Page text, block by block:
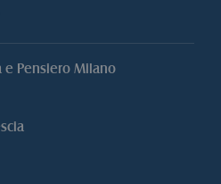
e Pensiero Milano